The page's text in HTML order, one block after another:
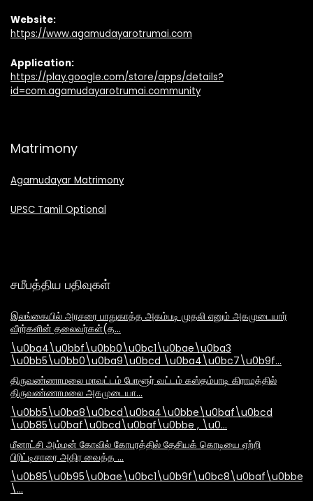
Website:
https://www.agamudayarotrumai.com
Application:
https://play.google.com/store/apps/details?
id=com.agamudayarotrumai.community
Matrimony
Agamudayar Matrimony
UPSC Tamil Optional
சமீபத்திய பதிவுகள்
இலங்கையில் அரசரை பாதுகாத்த அகம்படி முதலி எனும் அகமுடையார்
வீரர்களின் தலைவர்கள்(த…
\u0ba4\u0bbf\u0bb0\u0bc1\u0bae\u0ba3
\u0bb5\u0bb0\u0ba9\u0bcd \u0ba4\u0bc7\u0b9f…
திருவண்ணாமலை மாவட்டம் போளூர் வட்டம் கஸ்தம்பாடி கிராமத்தில்
திருவண்ணாமலை அகமுடையா…
\u0bb5\u0ba8\u0bcd\u0ba4\u0bbe\u0baf\u0bcd
\u0b85\u0baf\u0bcd\u0baf\u0bbe , \u0…
மீனாட்சி அம்மன் கோவில் கோபுரத்தில் தேசியக் கொடியை ஏற்றி
பிரிட்டிசாரை அதிர வைத்த …
\…